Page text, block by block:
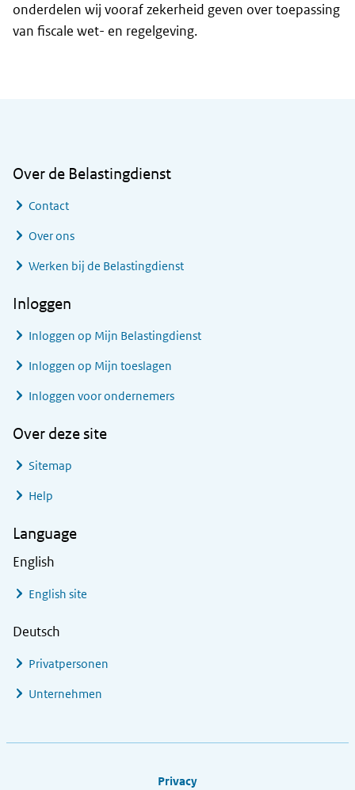
onderdelen wij vooraf zekerheid geven over toepassing
van fiscale wet- en regelgeving.
Over de Belastingdienst
Contact
Over ons
Werken bij de Belastingdienst
Inloggen
Inloggen op Mijn Belastingdienst
Inloggen op Mijn toeslagen
Inloggen voor ondernemers
Over deze site
Sitemap
Help
Language
English
English site
Deutsch
Privatpersonen
Unternehmen
Privacy